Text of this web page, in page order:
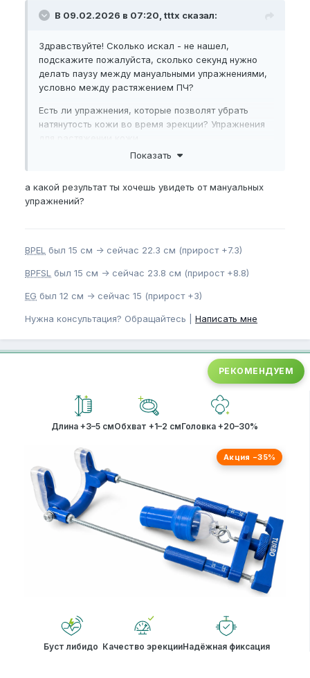
В 09.02.2026 в 07:20, tttx сказал:
Здравствуйте! Сколько искал - не нашел,
подскажите пожалуйста, сколько секунд нужно
делать паузу между мануальными упражнениями,
условно между растяжением ПЧ?
Есть ли упражнения, которые позволят убрать
натянутость кожи во время эрекции? Упражнения
Показать
а какой результат ты хочешь увидеть от мануальных
упражнений?
BPEL был 15 см -> сейчас 22.3 см (прирост +7.3)
BPFSL был 15 см -> сейчас 23.8 см (прирост +8.8)
EG был 12 см -> сейчас 15 (прирост +3)
Нужна консультация? Обращайтесь | Написать мне
РЕКОМЕНДУЕМ
Длина +3–5 смОбхват +1–2 смГоловка +20–30%
Акция −35%
Буст либидо Качество эрекцииНадёжная фиксация